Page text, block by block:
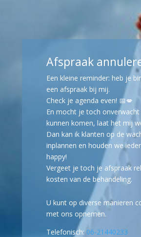
Afspraak
Een kleine reminder: heb je
een afspraak bij mij.
Check je agenda even! 📅💋
En mocht je toch
kunnen komen, laat het mij
Dan kan ik klanten op de
inplannen en houden we
happy!
Vergeet je toch je afspraak
kosten van de behandeling.
U kunt op diverse manieren
met ons opnemen.
Telefonisch:06-21440233